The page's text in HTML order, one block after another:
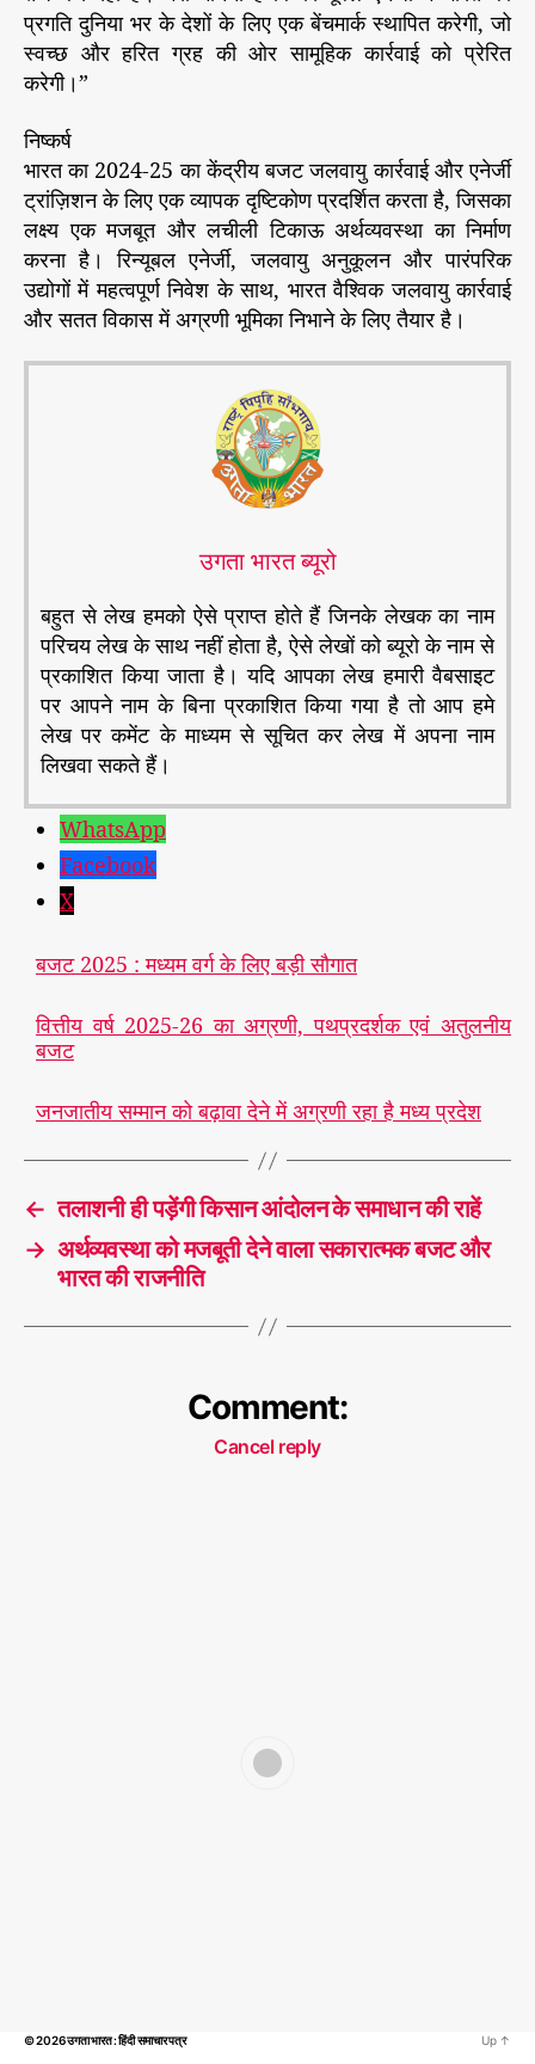
प्रगति दुनिया भर के देशों के लिए एक बेंचमार्क स्थापित करेगी, जो
स्वच्छ और हरित ग्रह की ओर सामूहिक कार्रवाई को प्रेरित
करेगी।”
निष्कर्ष
भारत का 2024-25 का केंद्रीय बजट जलवायु कार्रवाई और एनेर्जी
ट्रांज़िशन के लिए एक व्यापक दृष्टिकोण प्रदर्शित करता है, जिसका
लक्ष्य एक मजबूत और लचीली टिकाऊ अर्थव्यवस्था का निर्माण
करना है। रिन्यूबल एनेर्जी, जलवायु अनुकूलन और पारंपरिक
उद्योगों में महत्वपूर्ण निवेश के साथ, भारत वैश्विक जलवायु कार्रवाई
और सतत विकास में अग्रणी भूमिका निभाने के लिए तैयार है।
उगता भारत ब्यूरो
बहुत से लेख हमको ऐसे प्राप्त होते हैं जिनके लेखक का नाम
परिचय लेख के साथ नहीं होता है, ऐसे लेखों को ब्यूरो के नाम से
प्रकाशित किया जाता है। यदि आपका लेख हमारी वैबसाइट
पर आपने नाम के बिना प्रकाशित किया गया है तो आप हमे
लेख पर कमेंट के माध्यम से सूचित कर लेख में अपना नाम
लिखवा सकते हैं।
WhatsApp
Facebook
X
बजट 2025 : मध्यम वर्ग के लिए बड़ी सौगात
वित्तीय वर्ष 2025-26 का अग्रणी, पथप्रदर्शक एवं अतुलनीय
बजट
जनजातीय सम्मान को बढ़ावा देने में अग्रणी रहा है मध्य प्रदेश
← तलाशनी ही पड़ेंगी किसान आंदोलन के समाधान की राहें
→ अर्थव्यवस्था को मजबूती देने वाला सकारात्मक बजट और
भारत की राजनीति
Comment:
Cancel reply
© 2026उगता भारत : हिंदी समाचार पत्र Up ↑